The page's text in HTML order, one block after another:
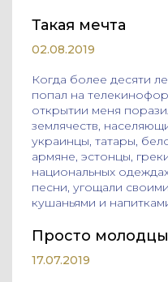
Такая мечта
02.08.2019
Когда более десяти
попал на
открытии меня
землячеств,
украинцы, татары,
армяне, эстонцы,
национальных
песни, угощали
кушаньями и
Просто молодцы
17.07.2019